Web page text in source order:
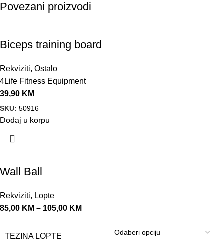
Povezani proizvodi
Biceps training board
Rekviziti, Ostalo
4Life Fitness Equipment
39,90 KM
SKU: 50916
Dodaj u korpu
Wall Ball
Rekviziti, Lopte
85,00 KM – 105,00 KM
TEZINA LOPTE